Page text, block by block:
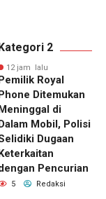
2
12 jam lalu
Royal
Ditemukan
di
Mobil, Polisi
Dugaan
Pencurian
5 Redaksi